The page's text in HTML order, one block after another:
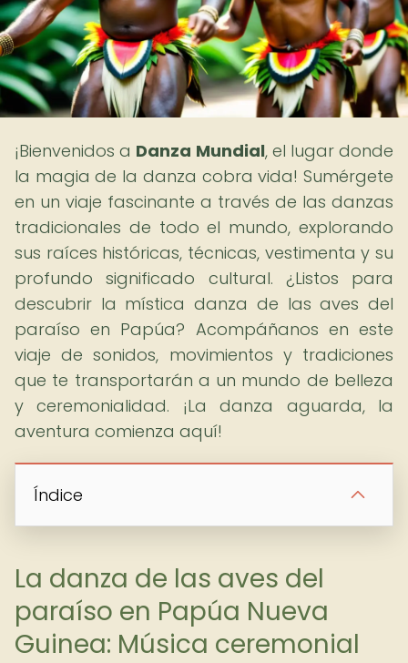
¡Bienvenidos a Danza Mundial, el lugar donde
la magia de la danza cobra vida! Sumérgete
en un viaje fascinante a través de las danzas
tradicionales de todo el mundo, explorando
sus raíces históricas, técnicas, vestimenta y su
profundo significado cultural. ¿Listos para
descubrir la mística danza de las aves del
paraíso en Papúa? Acompáñanos en este
viaje de sonidos, movimientos y tradiciones
que te transportarán a un mundo de belleza
y ceremonialidad. ¡La danza aguarda, la
aventura comienza aquí!
Índice
La danza de las aves del
paraíso en Papúa Nueva
Guinea: Música ceremonial